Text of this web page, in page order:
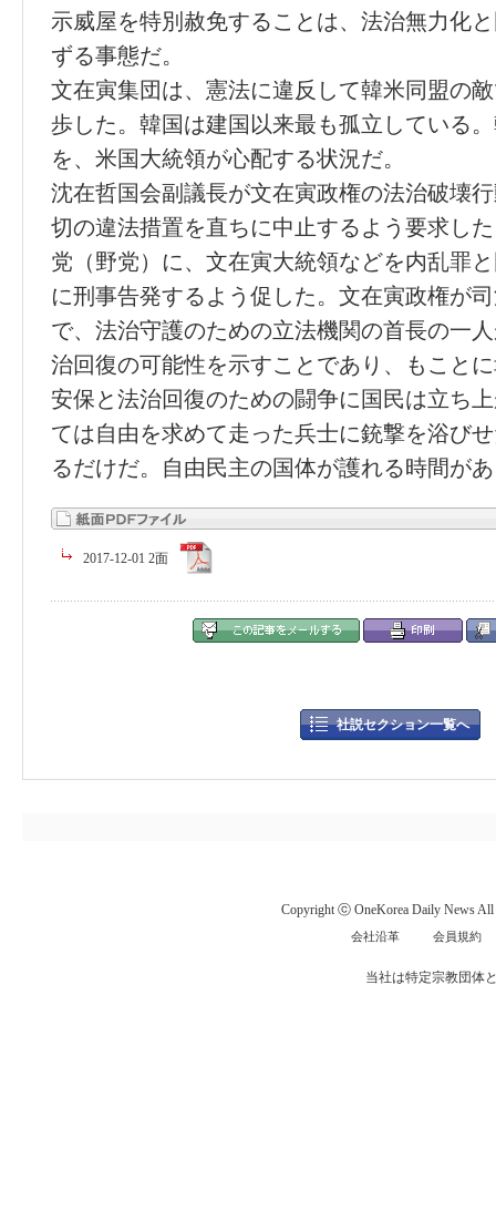
示威屋を特別赦免することは、法治無力化
ずる事態だ。
文在寅集団は、憲法に違反して韓米同盟の
歩した。韓国は建国以来最も孤立している
を、米国大統領が心配する状況だ。
沈在哲国会副議長が文在寅政権の法治破壊
切の違法措置を直ちに中止するよう要求し
党（野党）に、文在寅大統領などを内乱罪
に刑事告発するよう促した。文在寅政権が
で、法治守護のための立法機関の首長の一
治回復の可能性を示すことであり、もこと
安保と法治回復のための闘争に国民は立ち
ては自由を求めて走った兵士に銃撃を浴び
るだけだ。自由民主の国体が護れる時間が
2017-12-01 2面
社説セクション一覧へ
Copyright ⓒ OneKorea Daily News All
会社沿革 会員規約
当社は特定宗教団体